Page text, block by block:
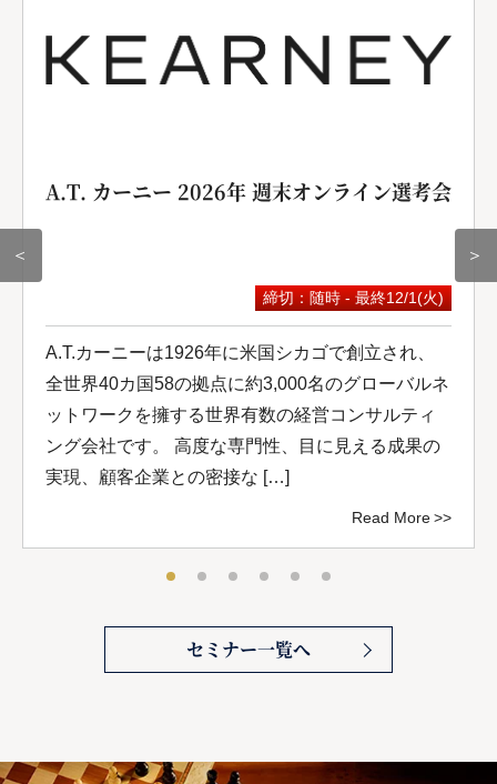
＜
A.T. カーニー 2026年 週末オンライン選考会
締切：随時 - 最終12/1(火)
A.T.カーニーは1926年に米国シカゴで創立され、
全世界40カ国58の拠点に約3,000名のグローバルネ
ットワークを擁する世界有数の経営コンサルティ
ング会社です。 高度な専門性、目に見える成果の
実現、顧客企業との密接な […]
Read More
＞
セミナー一覧へ